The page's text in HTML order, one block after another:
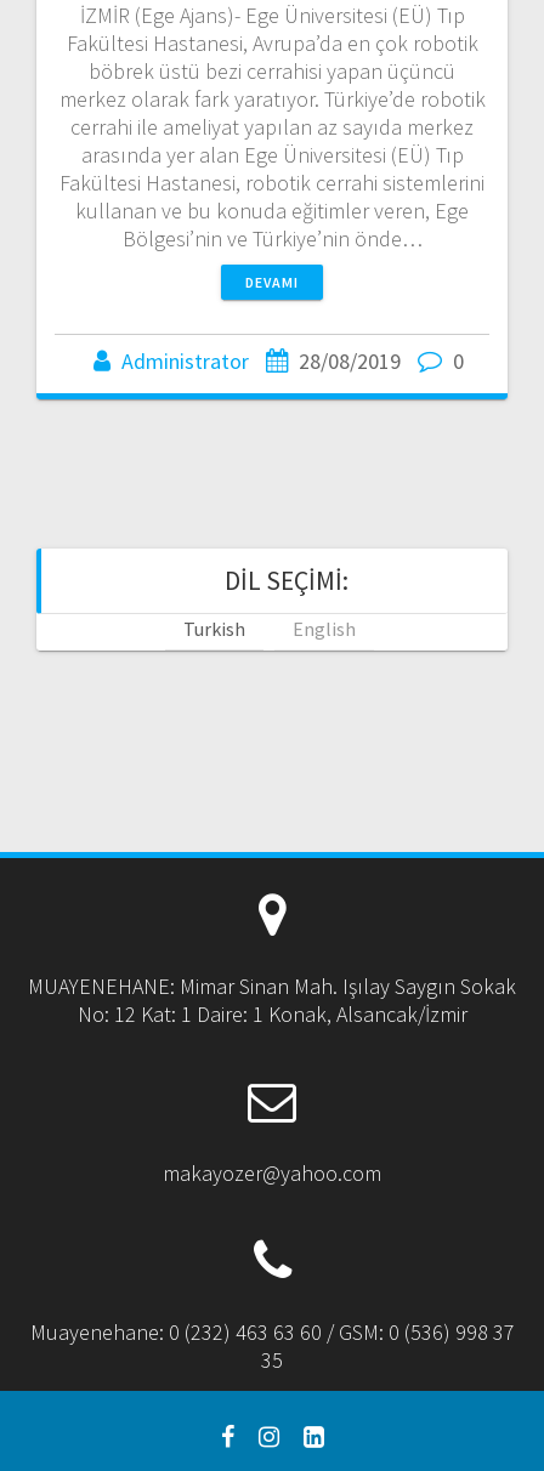
İZMİR (Ege Ajans)- Ege Üniversitesi (EÜ) Tıp
Fakültesi Hastanesi, Avrupa’da en çok robotik
böbrek üstü bezi cerrahisi yapan üçüncü
merkez olarak fark yaratıyor. Türkiye’de robotik
cerrahi ile ameliyat yapılan az sayıda merkez
arasında yer alan Ege Üniversitesi (EÜ) Tıp
Fakültesi Hastanesi, robotik cerrahi sistemlerini
kullanan ve bu konuda eğitimler veren, Ege
Bölgesi’nin ve Türkiye’nin önde…
DEVAMI
Administrator 28/08/2019 0
DIL SEÇIMI:
Turkish English
MUAYENEHANE: Mimar Sinan Mah. Işılay Saygın Sokak
No: 12 Kat: 1 Daire: 1 Konak, Alsancak/İzmir
makayozer@yahoo.com
Muayenehane: 0 (232) 463 63 60 / GSM: 0 (536) 998 37
35